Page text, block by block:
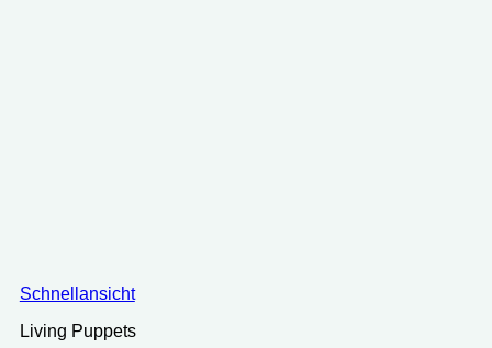
Schnellansicht
Living Puppets